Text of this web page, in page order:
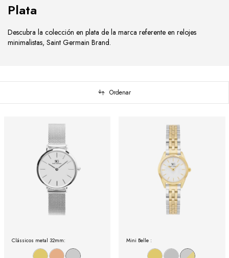
Plata
Descubra la colección en plata de la marca referente en relojes
minimalistas, Saint Germain Brand.
Ordenar
Clássicos metal 32mm: Mini Belle :